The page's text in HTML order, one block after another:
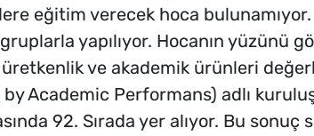
eğitim verecek hoca
yapılıyor. Hocanın yüzünü
ve akademik ürünleri
by Academic Performans) adlı
92. Sırada yer alıyor. Bu sonuç